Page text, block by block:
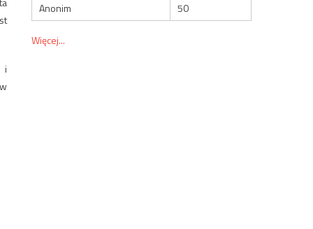
i
Anonim
50
Więcej...